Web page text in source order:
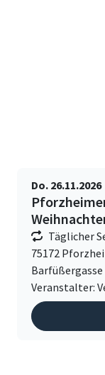
Do. 26.11.2026
Täglicher
75172
Barfüßergasse
Veranstalter: